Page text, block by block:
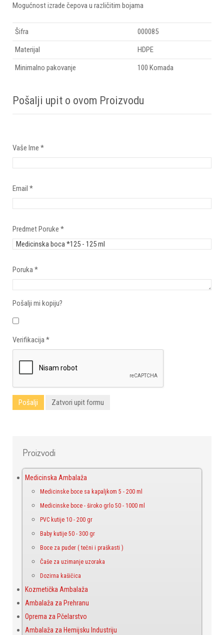
Mogućnost izrade čepova u različitim bojama
Šifra
000085
Materijal
HDPE
Minimalno pakovanje
100 Komada
Pošalji upit o ovom Proizvodu
Vaše Ime *
Email *
Predmet Poruke *
Poruka *
Pošalji mi kopiju?
Verifikacija *
Pošalji Zatvori upit formu
Proizvodi
Medicinska Ambalaža
Medicinske boce sa kapaljkom 5 - 200 ml
Medicinske boce - široko grlo 50 - 1000 ml
PVC kutije 10 - 200 gr
Baby kutije 50 - 300 gr
Boce za puder ( tečni i praškasti )
Čaše za uzimanje uzoraka
Dozirna kašičica
Kozmetička Ambalaža
Ambalaža za Prehranu
Oprema za Pčelarstvo
Ambalaža za Hemijsku Industriju